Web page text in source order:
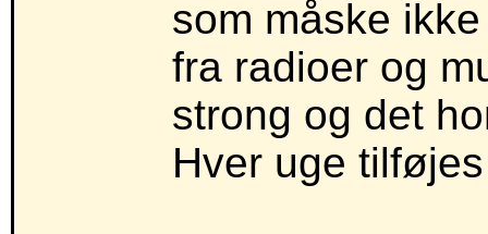
som måske
fra radioer og
strong og det
Hver uge